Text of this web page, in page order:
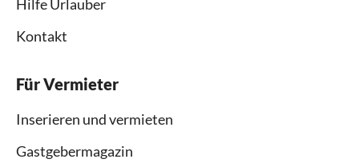
Hilfe Urlauber
Kontakt
Für Vermieter
Inserieren und vermieten
Gastgebermagazin